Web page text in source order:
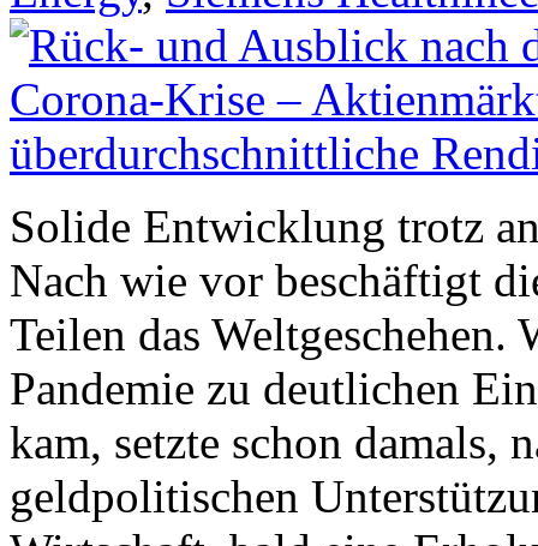
Solide Entwicklung trotz
Nach wie vor beschäftigt
Teilen das Weltgeschehen.
Pandemie zu deutlichen
kam, setzte schon damals,
geldpolitischen